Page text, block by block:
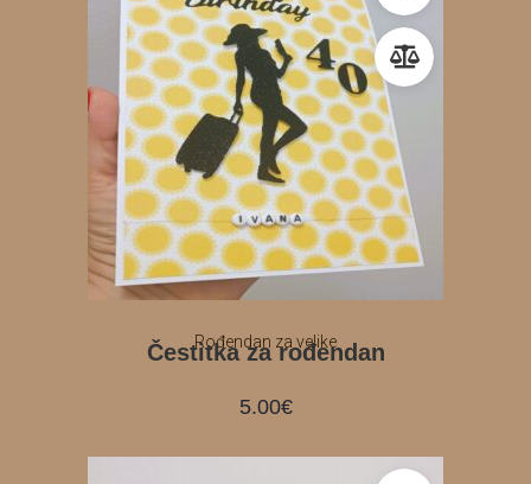
Rođendan za velike
Čestitka za rođendan
5.00€